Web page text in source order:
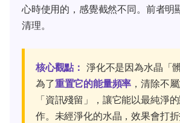
心時使用的，感覺截然不同。前者明
清理。
核心觀點： 淨化不是因為水晶「
為了重置它的能量頻率 ，清除不
「資訊殘留」，讓它能以最純淨
作。未經淨化的水晶，效果會打